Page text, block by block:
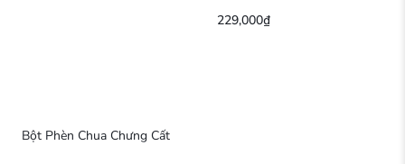
Bột Phèn Chua Chưng Cất
229,000₫